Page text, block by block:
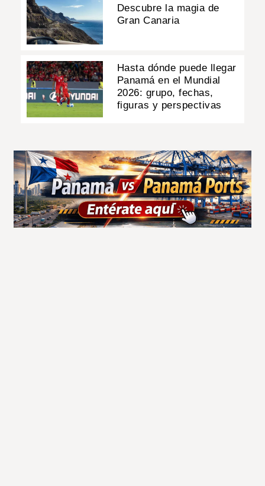
Descubre la magia de
Gran Canaria
Hasta dónde puede llegar
Panamá en el Mundial
2026: grupo, fechas,
figuras y perspectivas